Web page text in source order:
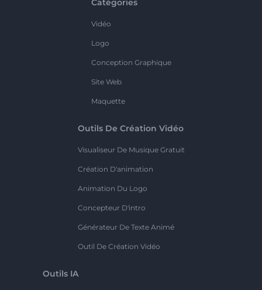
Catégories
Vidéo
Logo
Conception Graphique
Site Web
Maquette
Outils De Création Vidéo
Visualiseur De Musique Gratuit
Création D'animation
Animation Du Logo
Concepteur D'intro
Générateur De Texte Animé
Outil De Création Vidéo
Outils IA